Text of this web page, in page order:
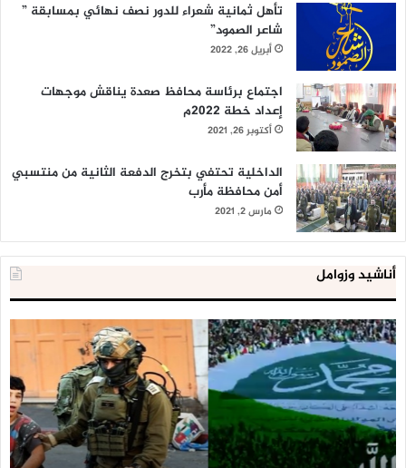
تأهل ثمانية شعراء للدور نصف نهائي بمسابقة ”
شاعر الصمود”
أبريل 26, 2022
اجتماع برئاسة محافظ صعدة يناقش موجهات
إعداد خطة 2022م
أكتوبر 26, 2021
الداخلية تحتفي بتخرج الدفعة الثانية من منتسبي
أمن محافظة مأرب
مارس 2, 2021
أناشيد وزوامل
العدو
الإسرائيلي
اعتقل
543
طفلا
فلسطينيا
خلال
2020